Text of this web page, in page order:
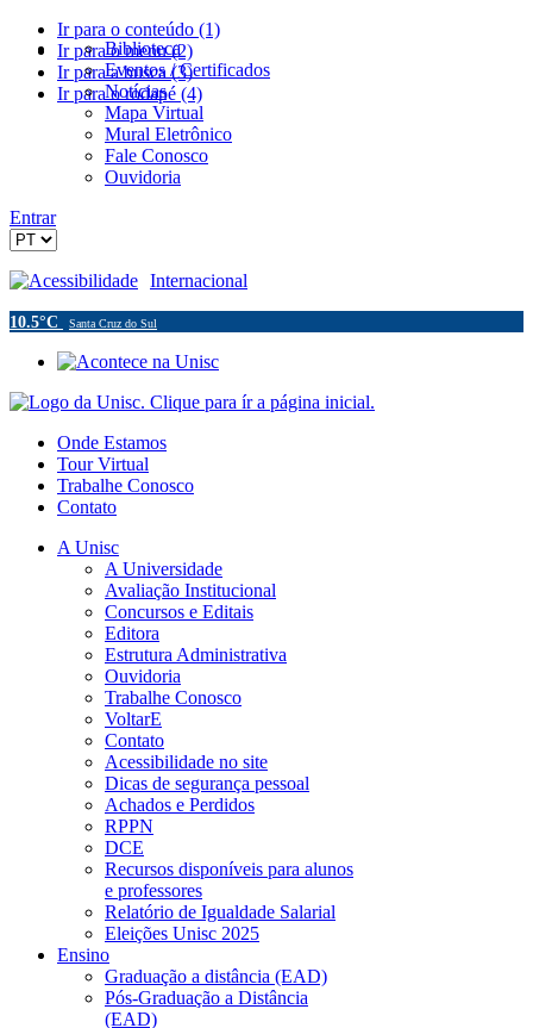
Ir para o conteúdo (1)
Ir para o menu (2)
Ir para a busca (3)
Ir para o rodapé (4)
Biblioteca
Eventos / Certificados
Notícias
Mapa Virtual
Mural Eletrônico
Fale Conosco
Ouvidoria
Entrar
Acessibilidade Internacional
10.5°C Santa Cruz do Sul
Onde Estamos
Tour Virtual
Trabalhe Conosco
Contato
A Unisc
A Universidade
Avaliação Institucional
Concursos e Editais
Editora
Estrutura Administrativa
Ouvidoria
Trabalhe Conosco
VoltarE
Contato
Acessibilidade no site
Dicas de segurança pessoal
Achados e Perdidos
RPPN
DCE
Recursos disponíveis para alunos
e professores
Relatório de Igualdade Salarial
Eleições Unisc 2025
Ensino
Graduação a distância (EAD)
Pós-Graduação a Distância
(EAD)